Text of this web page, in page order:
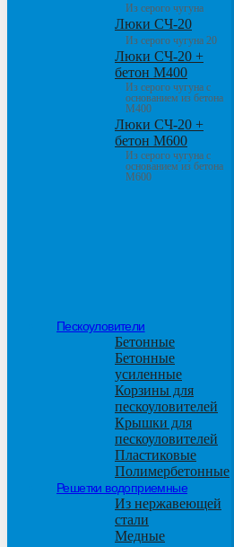
Из серого чугуна
Люки СЧ-20
Из серого чугуна 20
Люки СЧ-20 +
бетон М400
Из серого чугуна с
основанием из бетона
М400
Люки СЧ-20 +
бетон М600
Из серого чугуна с
основанием из бетона
М600
Пескоуловители
Бетонные
Бетонные
усиленные
Корзины для
пескоуловителей
Крышки для
пескоуловителей
Пластиковые
Полимербетонные
Решетки водоприемные
Из нержавеющей
стали
Медные